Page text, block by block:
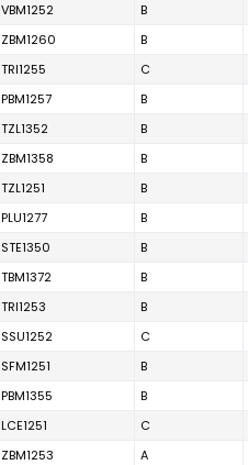
VBM1252 B
ZBM1260 B
TRI1255 C
PBM1257 B
TZL1352 B
ZBM1358 B
TZL1251 B
PLU1277 B
STE1350 B
TBM1372 B
TRI1253 B
SSU1252 C
SFM1251 B
PBM1355 B
LCE1251 C
ZBM1253 A